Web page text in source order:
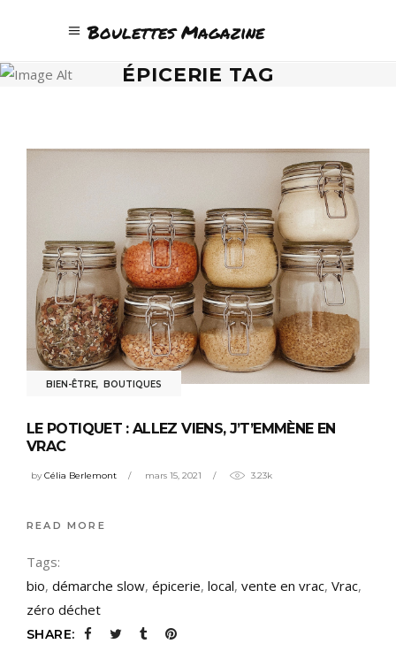
Boulettes Magazine
ÉPICERIE TAG
BIEN-ÊTRE, BOUTIQUES
LE POTIQUET : ALLEZ VIENS, J’T’EMMÈNE EN
VRAC
byCélia Berlemont mars 15, 2021 3.23k
READ MORE
Tags:
bio, démarche slow, épicerie, local, vente en vrac, Vrac,
zéro déchet
SHARE: